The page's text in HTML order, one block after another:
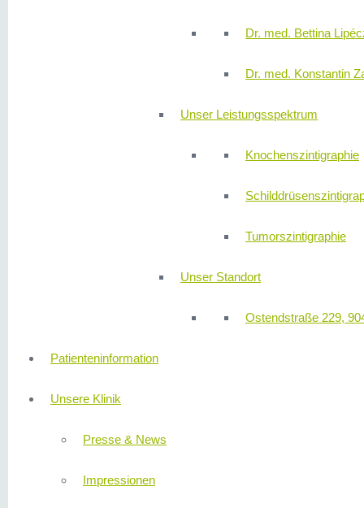
Dr. med. Bettina
Dr. med. Konstantin
Unser Leistungsspektrum
Knochenszintigraphie
Tumorszintigraphie
Unser Standort
Ostendstraße 229,
Patienteninformation
Unsere Klinik
Presse & News
Impressionen